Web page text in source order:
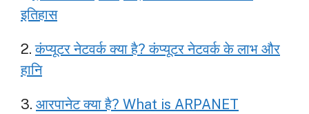
इतिहास
2.कंप्यूटर नेटवर्क क्या है? कंप्यूटर नेटवर्क के लाभ और
हानि
3. आरपानेट क्या है? What is ARPANET